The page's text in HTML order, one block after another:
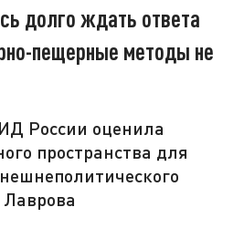
долго ждать ответа
пещерные методы не
России оценила
пространства для
Лаврова